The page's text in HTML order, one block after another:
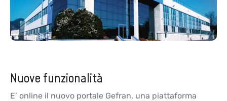
Nuove funzionalità
E’ online il nuovo portale Gefran, una piattaforma